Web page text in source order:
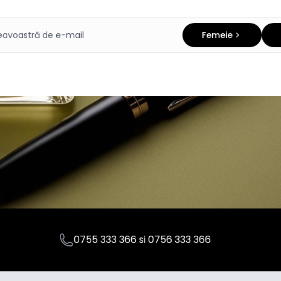
Femeie
0755 333 366si0756 333 366